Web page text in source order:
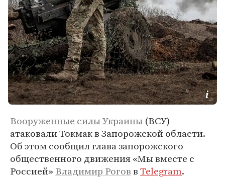
Вооруженные силыУкраины (ВСУ)
атаковали Токмак в Запорожской области.
Об этом сообщил глава запорожского
общественного движения «Мы вместе с
Россией» Владимир РоговвTelegram.